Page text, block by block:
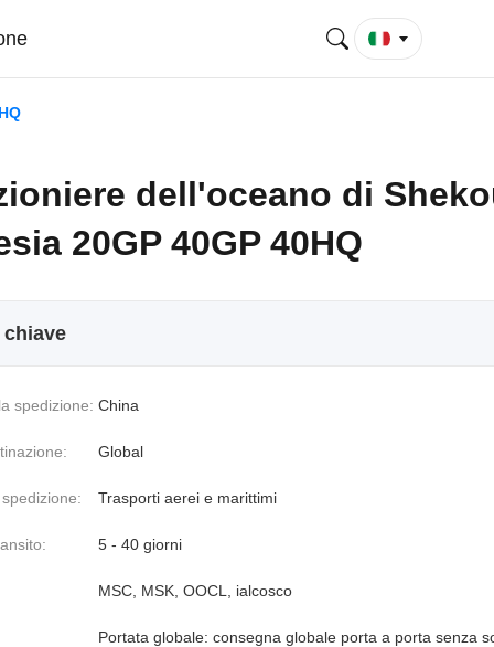
dell'oceano di
20GP 40GP 40HQ
spedizione: China
Global
Trasporti aerei e marittimi
5 - 40 giorni
MSC, MSK, OOCL, ialcosco
Portata globale: consegna globale porta a porta senza